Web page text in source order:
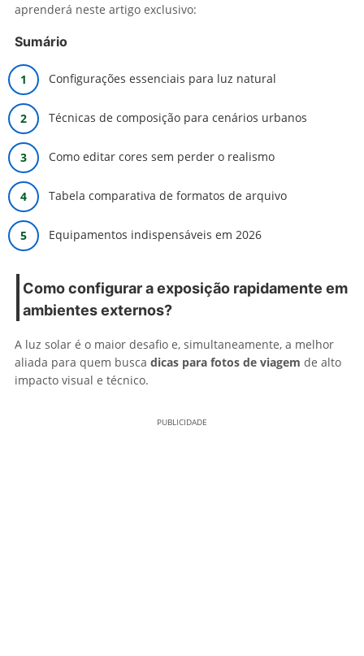
aprenderá neste artigo exclusivo:
Sumário
Configurações essenciais para luz natural
Técnicas de composição para cenários urbanos
Como editar cores sem perder o realismo
Tabela comparativa de formatos de arquivo
Equipamentos indispensáveis em 2026
Como configurar a exposição rapidamente em
ambientes externos?
A luz solar é o maior desafio e, simultaneamente, a melhor
aliada para quem busca dicas para fotos de viagem de alto
impacto visual e técnico.
PUBLICIDADE